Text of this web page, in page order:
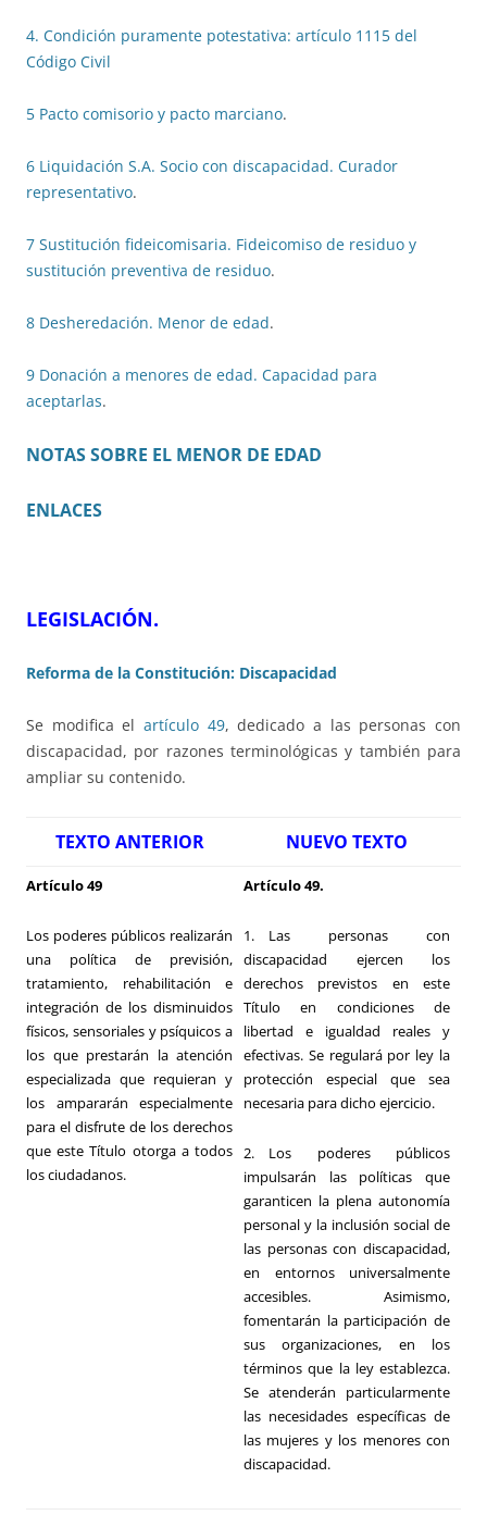
4. Condición puramente potestativa: artículo 1115 del
Código Civil
5 Pacto comisorio y pacto marciano.
6 Liquidación S.A. Socio con discapacidad. Curador
representativo.
7 Sustitución fideicomisaria. Fideicomiso de residuo y
sustitución preventiva de residuo.
8 Desheredación. Menor de edad.
9 Donación a menores de edad. Capacidad para
aceptarlas.
NOTAS SOBRE EL MENOR DE EDAD
ENLACES
LEGISLACIÓN.
Reforma de la Constitución: Discapacidad
Se modifica el artículo 49, dedicado a las personas con
discapacidad, por razones terminológicas y también para
ampliar su contenido.
TEXTO ANTERIOR NUEVO TEXTO
Artículo 49
Los poderes públicos realizarán
una política de previsión,
tratamiento, rehabilitación e
integración de los disminuidos
físicos, sensoriales y psíquicos a
los que prestarán la atención
especializada que requieran y
los ampararán especialmente
para el disfrute de los derechos
que este Título otorga a todos
los ciudadanos.
Artículo 49.
1. Las personas con
discapacidad ejercen los
derechos previstos en este
Título en condiciones de
libertad e igualdad reales y
efectivas. Se regulará por ley la
protección especial que sea
necesaria para dicho ejercicio.
2. Los poderes públicos
impulsarán las políticas que
garanticen la plena autonomía
personal y la inclusión social de
las personas con discapacidad,
en entornos universalmente
accesibles. Asimismo,
fomentarán la participación de
sus organizaciones, en los
términos que la ley establezca.
Se atenderán particularmente
las necesidades específicas de
las mujeres y los menores con
discapacidad.